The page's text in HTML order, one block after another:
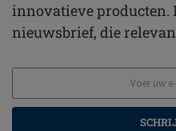
innovatieve producten.
nieuwsbrief, die